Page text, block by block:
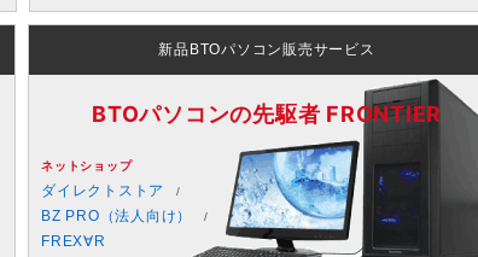
新品BTOパソコン販売サービス
BTOパソコンの先駆者 FRONTIER
ネットショップ
ダイレクトストア
BZ PRO（法人向け）
FREX∀R